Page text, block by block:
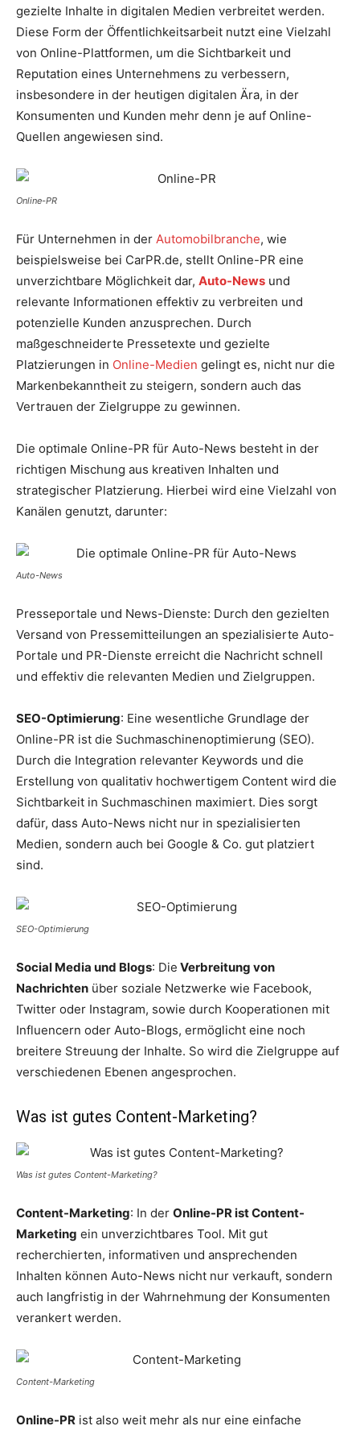
gezielte Inhalte in digitalen Medien verbreitet werden.
Diese Form der Öffentlichkeitsarbeit nutzt eine Vielzahl
von Online-Plattformen, um die Sichtbarkeit und
Reputation eines Unternehmens zu verbessern,
insbesondere in der heutigen digitalen Ära, in der
Konsumenten und Kunden mehr denn je auf Online-
Quellen angewiesen sind.
Online-PR
Für Unternehmen in der Automobilbranche, wie
beispielsweise bei CarPR.de, stellt Online-PR eine
unverzichtbare Möglichkeit dar, Auto-News und
relevante Informationen effektiv zu verbreiten und
potenzielle Kunden anzusprechen. Durch
maßgeschneiderte Pressetexte und gezielte
Platzierungen in Online-Medien gelingt es, nicht nur die
Markenbekanntheit zu steigern, sondern auch das
Vertrauen der Zielgruppe zu gewinnen.
Die optimale Online-PR für Auto-News besteht in der
richtigen Mischung aus kreativen Inhalten und
strategischer Platzierung. Hierbei wird eine Vielzahl von
Kanälen genutzt, darunter:
Auto-News
Presseportale und News-Dienste: Durch den gezielten
Versand von Pressemitteilungen an spezialisierte Auto-
Portale und PR-Dienste erreicht die Nachricht schnell
und effektiv die relevanten Medien und Zielgruppen.
SEO-Optimierung: Eine wesentliche Grundlage der
Online-PR ist die Suchmaschinenoptimierung (SEO).
Durch die Integration relevanter Keywords und die
Erstellung von qualitativ hochwertigem Content wird die
Sichtbarkeit in Suchmaschinen maximiert. Dies sorgt
dafür, dass Auto-News nicht nur in spezialisierten
Medien, sondern auch bei Google & Co. gut platziert
sind.
SEO-Optimierung
Social Media und Blogs: Die Verbreitung von
Nachrichten über soziale Netzwerke wie Facebook,
Twitter oder Instagram, sowie durch Kooperationen mit
Influencern oder Auto-Blogs, ermöglicht eine noch
breitere Streuung der Inhalte. So wird die Zielgruppe auf
verschiedenen Ebenen angesprochen.
Was ist gutes Content-Marketing?
Was ist gutes Content-Marketing?
Content-Marketing: In der Online-PR ist Content-
Marketing ein unverzichtbares Tool. Mit gut
recherchierten, informativen und ansprechenden
Inhalten können Auto-News nicht nur verkauft, sondern
auch langfristig in der Wahrnehmung der Konsumenten
verankert werden.
Content-Marketing
Online-PR ist also weit mehr als nur eine einfache